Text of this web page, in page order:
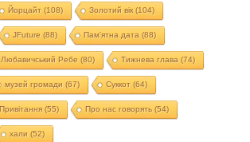
Йорцайт (108) Золотий вік(104)
JFuture (88) Пам'ятна дата (88)
Любавичський Ребе (80) Тижнева глава (74)
музей громади (67) Суккот (64)
Привітання(55) Про нас говорять(54)
хали (52)